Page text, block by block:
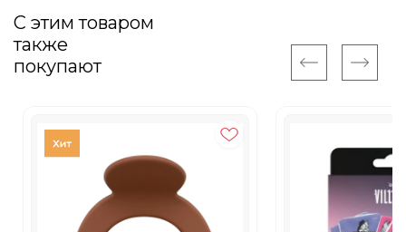
С этим товаром
также
покупают